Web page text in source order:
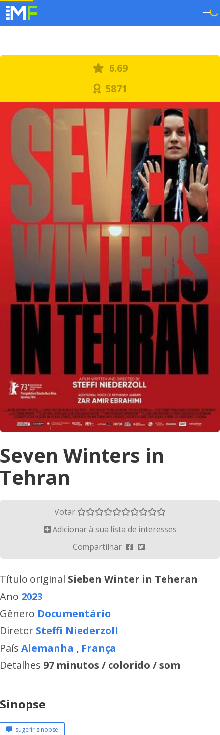
6.69
5871
Seven Winters in
Tehran
Votar
Adicionar à sua lista de interesses
Compartilhar
Título original Sieben Winter in Teheran
Ano 2023
Gênero Documentário
Diretor Steffi Niederzoll
País Alemanha , França
Detalhes 97 minutos / colorido / som
Sinopse
sugerir sinopse